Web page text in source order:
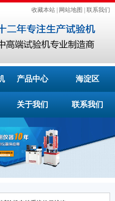
收藏本站 网站地图 联系我们
产品中心 海淀区
关于我们 联系我们